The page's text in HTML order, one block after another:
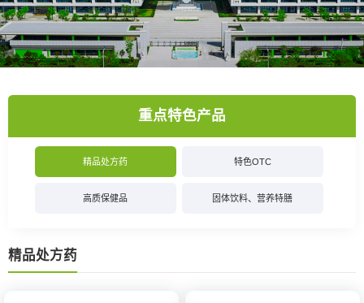
重点特色产品
精品处方药 特色OTC
高质保健品 固体饮料、营养特膳
精品处方药